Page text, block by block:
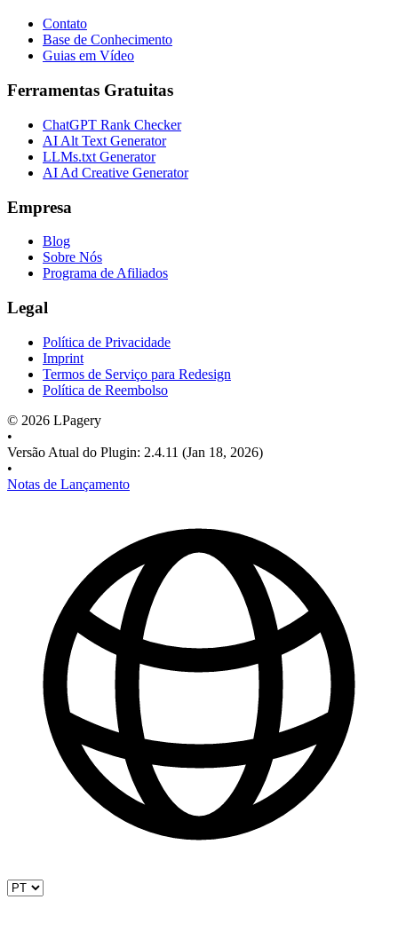
Contato
Base de Conhecimento
Guias em Vídeo
Ferramentas Gratuitas
ChatGPT Rank Checker
AI Alt Text Generator
LLMs.txt Generator
AI Ad Creative Generator
Empresa
Blog
Sobre Nós
Programa de Afiliados
Legal
Política de Privacidade
Imprint
Termos de Serviço para Redesign
Política de Reembolso
© 2026 LPagery
•
Versão Atual do Plugin: 2.4.11 (Jan 18, 2026)
•
Notas de Lançamento